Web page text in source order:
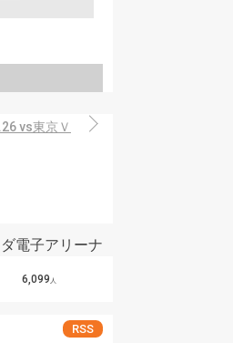
vs東京Ｖ
電子アリーナ
6,099 人
RSS